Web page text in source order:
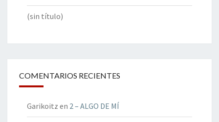
(sin título)
COMENTARIOS RECIENTES
Garikoitz en 2 – ALGO DE MÍ